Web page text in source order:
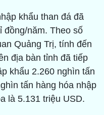
khẩu than đá đã
đồng/năm. Theo số
Quảng Trị, tính đến
địa bàn tỉnh đã tiếp
khẩu 2.260 nghìn tấn
tấn hàng hóa nhập
là 5.131 triệu USD.